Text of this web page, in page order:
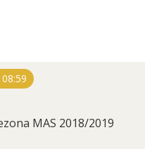
MAS 2018/2019